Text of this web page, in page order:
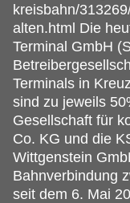
kreisbahn/
alten.html Die
Terminal GmbH
Terminals in
sind zu jeweils
Gesellschaft für
Co. KG und die
Wittgenstein
Bahnverbindung
seit dem 6. Mai